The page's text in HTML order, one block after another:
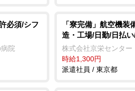
必須/シフ
院
「寮完備」航空機装
造・工場/日勤/日払
株式会社京栄センター
時給1,300円
派遣社員 / 東京都